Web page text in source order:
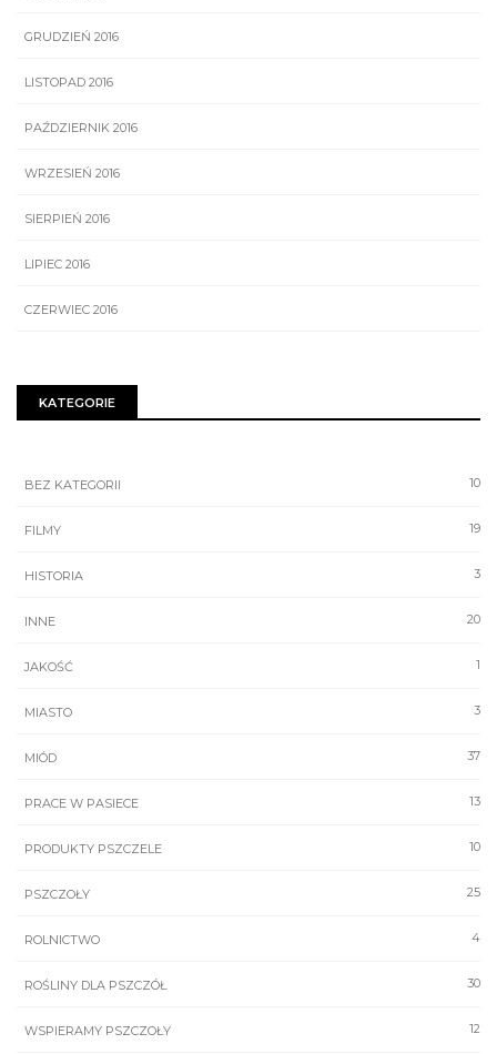
GRUDZIEŃ 2016
LISTOPAD 2016
PAŹDZIERNIK 2016
WRZESIEŃ 2016
SIERPIEŃ 2016
LIPIEC 2016
CZERWIEC 2016
KATEGORIE
10
BEZ KATEGORII
19
FILMY
3
HISTORIA
20
INNE
1
JAKOŚĆ
3
MIASTO
37
MIÓD
13
PRACE W PASIECE
10
PRODUKTY PSZCZELE
25
PSZCZOŁY
4
ROLNICTWO
30
ROŚLINY DLA PSZCZÓŁ
12
WSPIERAMY PSZCZOŁY